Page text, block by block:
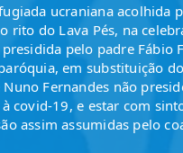
ucraniana
rito do Lava Pés, na
pelo padre Fábio
em substituição
Fernandes não
covid-19, e estar com
assim assumidas pelo